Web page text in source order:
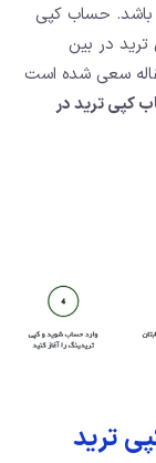
باشد. حساب کپی
در بین
سعی شده است
کپی ترید در
ترید